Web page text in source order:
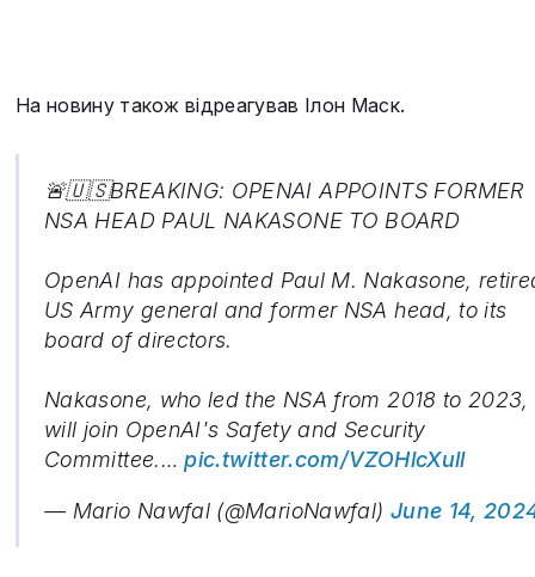
На новину також відреагував Ілон Маск.
🚨🇺🇸BREAKING: OPENAI APPOINTS FORMER
NSA HEAD PAUL NAKASONE TO BOARD
OpenAI has appointed Paul M. Nakasone,
US Army general and former NSA head, to its
board of directors.
Nakasone, who led the NSA from 2018 to 2023,
will join OpenAI's Safety and Security
Committee.…pic.twitter.com/VZOHlcXull
— Mario Nawfal (@MarioNawfal) June 14,